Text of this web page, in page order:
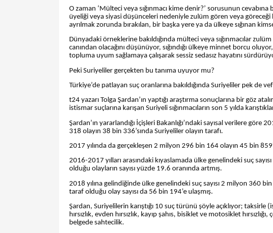
O zaman ‘Mülteci veya sığınmacı kime denir?’ sorusunun
üyeliği veya siyasi düşünceleri nedeniyle zulüm gören veya
ayrılmak zorunda bırakılan, bir başka yere ya da ülkeye sığınan
Dünyadaki örneklerine bakıldığında mülteci veya sığınmacılar
canından olacağını düşünüyor, sığındığı ülkeye minnet borcu
topluma uyum sağlamaya çalışarak sessiz sedasız hayatını
Peki Suriyeliler gerçekten bu tanıma uyuyor mu?
Türkiye’de patlayan suç oranlarına bakıldığında Suriyeliler pek de
t24 yazarı Tolga Şardan’ın yaptığı araştırma sonuçlarına bir göz
istismar suçlarına karışan Suriyeli sığınmacıların son 5 yılda
Şardan’ın yararlandığı İçişleri Bakanlığı’ndaki sayısal verilere
318 olayın 38 bin 336’sında Suriyeliler olayın tarafı.
2017 yılında da gerçekleşen 2 milyon 296 bin 164 olayın 45 bin
2016-2017 yılları arasındaki kıyaslamada ülke genelindeki suç
olduğu olayların sayısı yüzde 19.6 oranında artmış.
2018 yılına gelindiğinde ülke genelindeki suç sayısı 2 milyon 360
taraf olduğu olay sayısı da 56 bin 194’e ulaşmış.
Şardan, Suriyelilerin karıştığı 10 suç türünü şöyle açıklıyor;
hırsızlık, evden hırsızlık, kayıp şahıs, bisiklet ve motosiklet
belgede sahtecilik.